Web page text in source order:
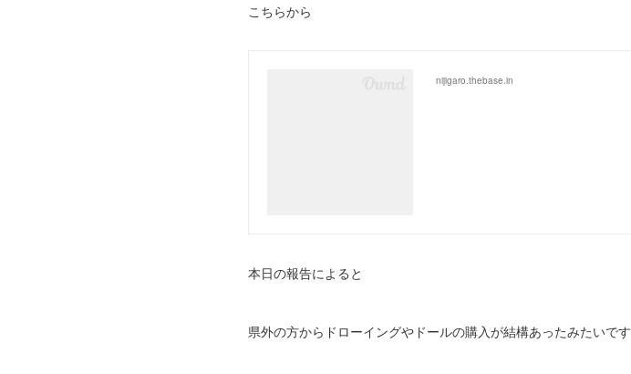
こちらから
nijigaro.thebase.in
本日の報告によると
県外の方からドローイングやドールの購入が結構あったみたいです